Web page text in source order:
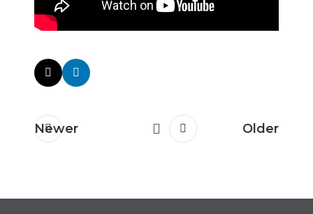
Newer Older